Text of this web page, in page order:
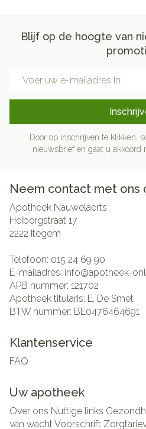
Blijf op de hoogte van
Door op inschrijven te klikken,
nieuwsbrief en gaat u akkoord
Neem contact met ons
Apotheek Nauwelaerts
Heibergstraat 17
2222 Itegem
Telefoon: 015 24 69 90
E-mailadres: info@apotheek-
APB nummer: 121702
Apotheek titularis: E. De Smet
BTW nummer: BE0476464691
Klantenservice
FAQ
Uw apotheek
Over ons Nuttige links
van wachtVoorschrift